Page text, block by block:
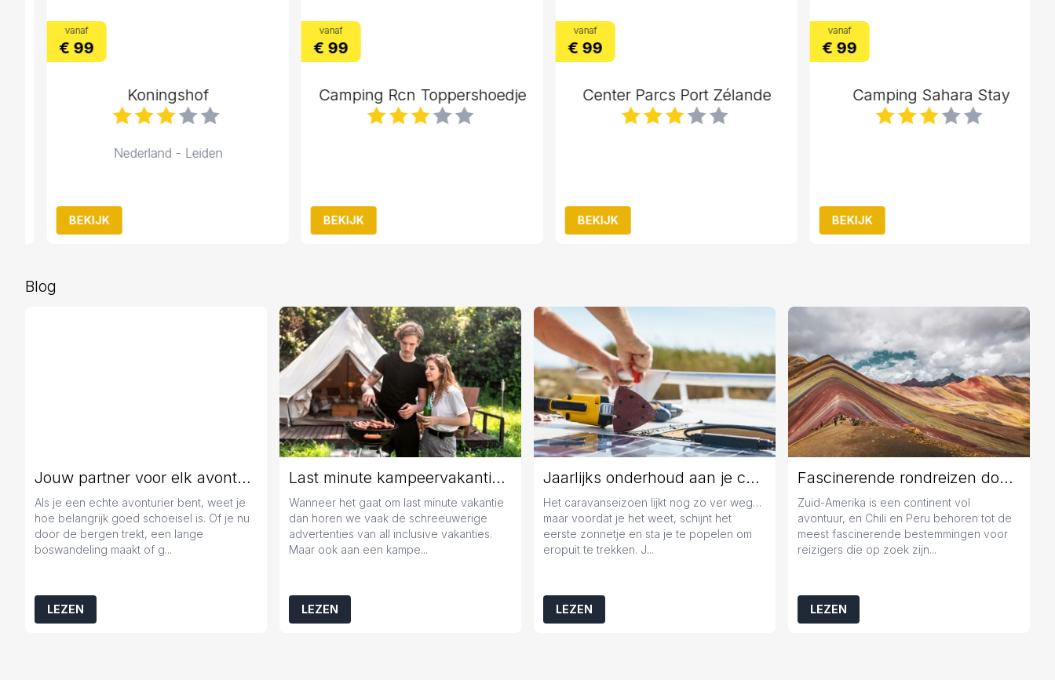
vanaf
€ 99
Koningshof
Nederland - Leiden
BEKIJK
vanaf
€ 99
Camping Rcn Toppershoedje
BEKIJK
vanaf
€ 99
Center Parcs Port Zélande
BEKIJK
vanaf
€ 99
Camping Sahara Stay
BEKIJK
Blog
Jouw partner voor elk avontuur
Als je een echte avonturier bent, weet je
hoe belangrijk goed schoeisel is. Of je nu
door de bergen trekt, een lange
boswandeling maakt of g...
LEZEN
Last minute kampeervakantie boeken? Tips en tricks!
Wanneer het gaat om last minute vakantie
dan horen we vaak de schreeuwerige
advertenties van all inclusive vakanties.
Maar ook aan een kampe...
LEZEN
Jaarlijks onderhoud aan je caravan: geen overbodige luxe
Het caravanseizoen lijkt nog zo ver weg…
maar voordat je het weet, schijnt het
eerste zonnetje en sta je te popelen om
eropuit te trekken. J...
LEZEN
Fascinerende rondreizen door Chili en Peru
Zuid-Amerika is een continent vol
avontuur, en Chili en Peru behoren tot de
meest fascinerende bestemmingen voor
reizigers die op zoek zijn...
LEZEN